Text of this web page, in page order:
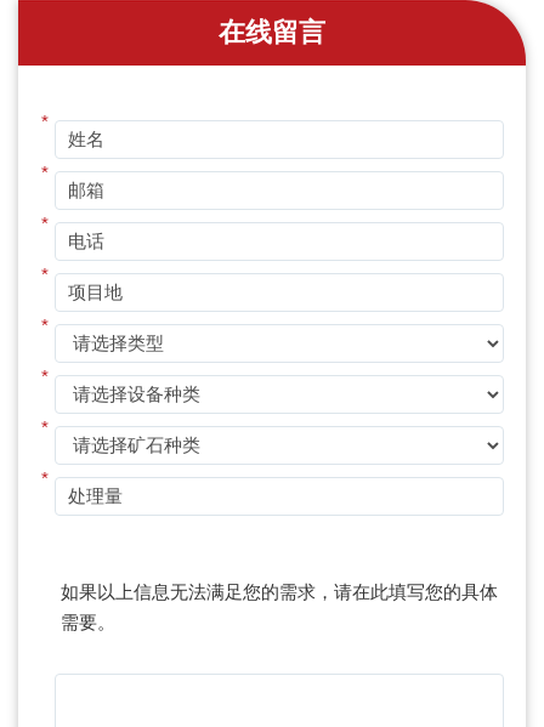
在线留言
*
*
*
*
*
*
*
*
如果以上信息无法满足您的需求，请在此填写您的具体
需要。